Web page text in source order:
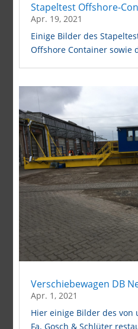
Stapeltest Offshore-
Apr. 19, 2021
Einige Bilder des
Offshore Container sowie
Verschiebewagen DB
Apr. 1, 2021
Hier einige Bilder des
Fa. Gosch & Schlüter